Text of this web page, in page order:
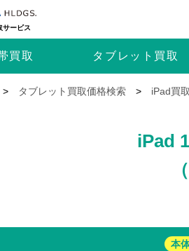
サービス
買取 タブレット 買取
> タブレット買取価格検索 > iPad買
iPad
本